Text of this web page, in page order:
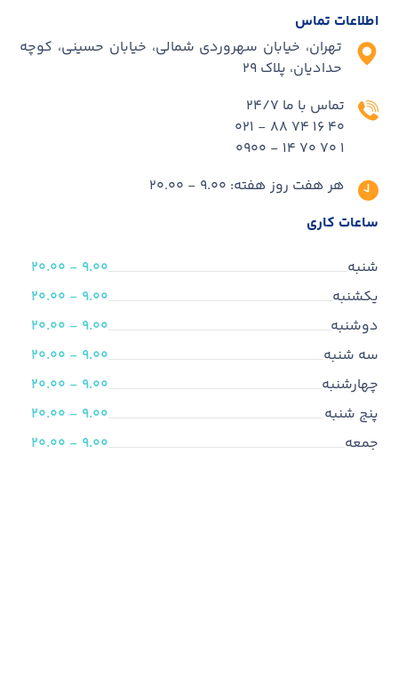
اطلاعات تماس
تهران، خیابان سهروردی شمالی، خیابان حسینی، کوچه
حدادیان، پلاک ۲۹
تماس با ما 24/7
40 16 74 88 - 021
1 70 70 14 - 0900
هر هفت روز هفته: 9.00 - 20.00
ساعات کاری
شنبه
9.00 - 20.00
یکشنبه
9.00 - 20.00
دوشنبه
9.00 - 20.00
سه شنبه
9.00 - 20.00
چهارشنبه
9.00 - 20.00
پنج شنبه
9.00 - 20.00
جمعه
9.00 - 20.00